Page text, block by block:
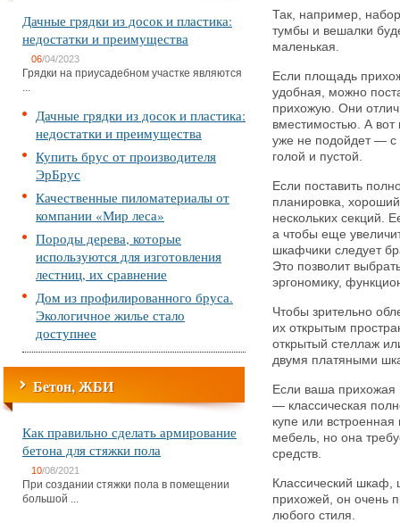
Дачные грядки из досок и пластика:
недостатки и преимущества
06/04/2023
Грядки на приусадебном участке являются
...
Дачные грядки из досок и пластика:
недостатки и преимущества
Купить брус от производителя
ЭрБрус
Качественные пиломатериалы от
компании «Мир леса»
Породы дерева, которые
используются для изготовления
лестниц, их сравнение
Дом из профилированного бруса.
Экологичное жилье стало
доступнее
Бетон, ЖБИ
Как правильно сделать армирование
бетона для стяжки пола
10/08/2021
При создании стяжки пола в помещении
большой ...
Так, например,
тумбы и вешалки
маленькая.
Если площадь
удобная, можно
прихожую. Они
вместимостью. А
уже не подойдет — с
голой и пустой.
Если поставить
планировка,
нескольких секций.
а чтобы еще
шкафчики следует
Это позволит
эргономику,
Чтобы зрительно
их открытым
открытый стеллаж
двумя платяными
Если ваша
— классическая
купе или
мебель, но она
средств.
Классический шкаф,
прихожей, он очень
любого стиля.